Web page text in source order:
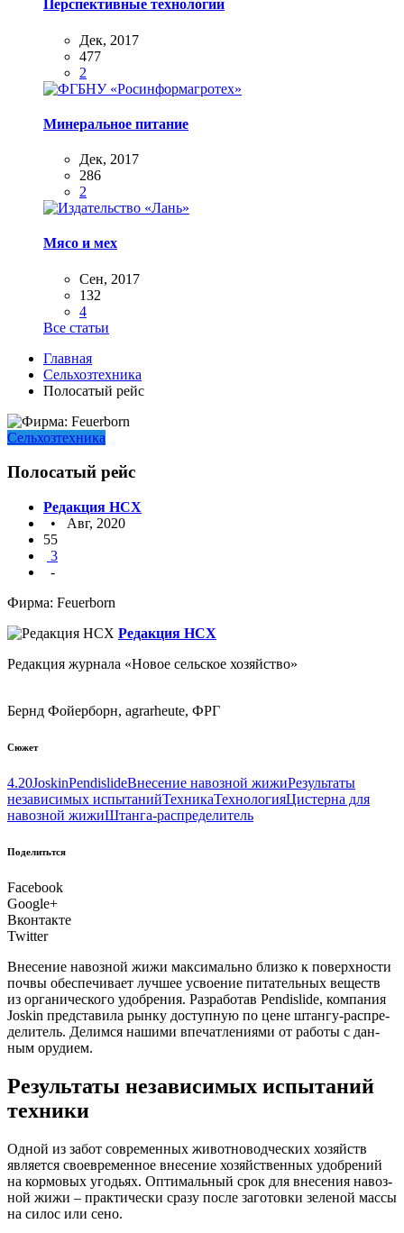
Перспективные технологии
Дек, 2017
477
2
Минеральное питание
Дек, 2017
286
2
Мясо и мех
Сен, 2017
132
4
Все статьи
Главная
Сельхозтехника
Полосатый рейс
Сельхозтехника
Полосатый рейс
Редакция НСХ
• Авг, 2020
55
3
-
Фирма: Feuerborn
Редакция НСХ
Редакция журнала «Новое сельское хозяйство»
Бернд Фойерборн, agrarheute, ФРГ
Сюжет
4.20JoskinPendislideВнесение навозной жижиРезультаты
независимых испытанийТехникаТехнологияЦистерна для
навозной жижиШтанга-распределитель
Поделитьтся
Facebook
Google+
Вконтакте
Twitter
Вне­се­ние навоз­ной жижи мак­си­маль­но близ­ко к поверх­но­сти
поч­вы обес­пе­чи­ва­ет луч­шее усво­е­ние пита­тель­ных веществ
из орга­ни­че­ско­го удоб­ре­ния. Раз­ра­бо­тав Pendislide, ком­па­ния
Joskin пред­ста­ви­ла рын­ку доступ­ную по цене штан­гу-рас­пре­
де­ли­тель. Делим­ся наши­ми впе­чат­ле­ни­я­ми от рабо­ты с дан­
ным орудием.
Результаты независимых испытаний
техники
Одной из забот совре­мен­ных живот­но­вод­че­ских хозяйств
явля­ет­ся свое­вре­мен­ное вне­се­ние хозяй­ствен­ных удоб­ре­ний
на кор­мо­вых уго­дьях. Опти­маль­ный срок для вне­се­ния навоз­
ной жижи – прак­ти­че­ски сра­зу после заго­тов­ки зеле­ной мас­сы
на силос или сено.